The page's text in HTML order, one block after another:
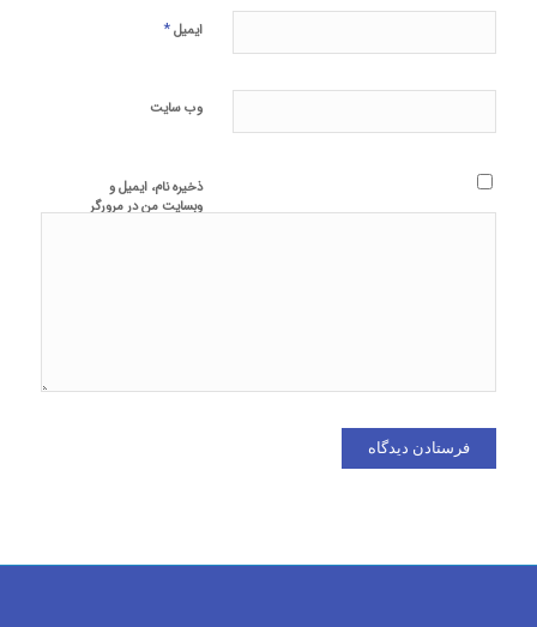
ایمیل*
وب‌ سایت
ذخیره نام، ایمیل و
وبسایت من در مرورگر